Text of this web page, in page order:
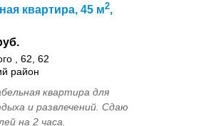
квартира, 45 м2,
, 62, 62
район
квартира для
и развлечений. Сдаю
на 2 часа.